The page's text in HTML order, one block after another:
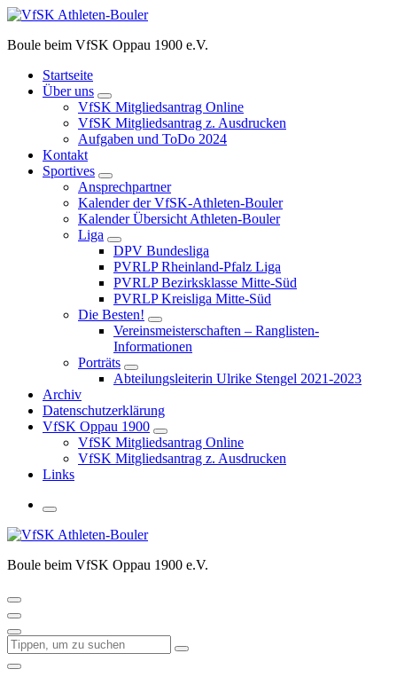
Zum
springen
Boule beim VfSK Oppau 1900 e.V.
Startseite
Über uns
VfSK Mitgliedsantrag Online
VfSK Mitgliedsantrag z. Ausdrucken
Aufgaben und ToDo 2024
Kontakt
Sportives
Ansprechpartner
Kalender der VfSK-Athleten-Bouler
Kalender Übersicht Athleten-Bouler
Liga
DPV Bundesliga
PVRLP Rheinland-Pfalz Liga
PVRLP Bezirksklasse Mitte-Süd
PVRLP Kreisliga Mitte-Süd
Die Besten!
Vereinsmeisterschaften – Ranglisten-
Informationen
Porträts
Abteilungsleiterin Ulrike Stengel 2021-2023
Archiv
Datenschutzerklärung
VfSK Oppau 1900
VfSK Mitgliedsantrag Online
VfSK Mitgliedsantrag z. Ausdrucken
Links
Boule beim VfSK Oppau 1900 e.V.